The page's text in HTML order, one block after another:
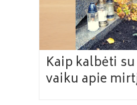
Kaip kalbėti su
vaiku apie